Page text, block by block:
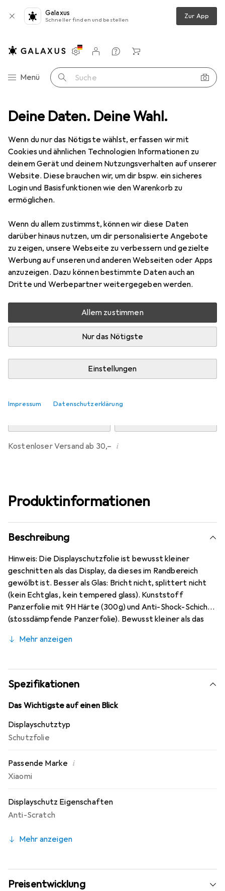
Deine Daten. Deine Wahl.
Wenn du nur das Nötigste wählst, erfassen wir mit
Cookies und ähnlichen Technologien Informationen zu
deinem Gerät und deinem Nutzungsverhalten auf unserer
Website. Diese brauchen wir, um dir bspw. ein sicheres
Login und Basisfunktionen wie den Warenkorb zu
ermöglichen.
Wenn du allem zustimmst, können wir diese Daten
darüber hinaus nutzen, um dir personalisierte Angebote
zu zeigen, unsere Webseite zu verbessern und gezielte
Werbung auf unseren und anderen Webseiten oder Apps
anzuzeigen. Dazu können bestimmte Daten auch an
Dritte und Werbepartner weitergegeben werden.
Allem zustimmen
Nur das Nötigste
Einstellungen
Impressum Datenschutzerklärung
Galaxus
Schneller finden und bestellen Zur App
Navigation nach Kategorien
Menü Suche
Einstellungen
Kundenkonto
Vergleichslisten
Merklisten
Warenkorb
Smartphone Schutzfolie Dipos Displayschutz Anti-Shock
8 Bilder
DiposDisplayschutz Anti-Shock
Preis in EUR inkl. MwSt.
EUR
8,89
Bewertungen Marke
Mehr von Dipos
Mi, 12.8. geliefert
Mehr als 10 Stück an Lager beim Drittanbieter
Lieferort angeben für genaue Lieferzeit
Kostenloser Versand ab 30,– i
Produktinformationen
Beschreibung
Hinweis: Die Displayschutzfolie ist bewusst kleiner
geschnitten als das Display, da dieses im Randbereich
gewölbt ist. Besser als Glas: Bricht nicht, splittert nicht
(kein Echtglas, kein tempered glass). Kunststoff
Panzerfolie mit 9H Härte (300g) und Anti-Shock-Schicht
(stossdämpfende Panzerfolie). Bewusst kleiner als das
(siehe Fotos), blasenfrei und jederzeit rückstandsfrei zu
unsichtbar), ca. 0,2 mm dünn, oleophobische Anti-
Fingerprint Beschichtung. 10 Jahre Herstellergarantie -
Markenprodukt made in Germany.
Mehr anzeigen
Spezifikationen
Das Wichtigste auf einen Blick
Displayschutztyp
Schutzfolie
Passende Marke i
Xiaomi
Displayschutz Eigenschaften
Anti-Scratch
Mehr anzeigen
Preisentwicklung